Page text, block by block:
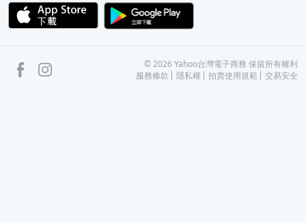
APP Store
facebook ©2026 Yahoo台灣電子商務 保留所有權利
服務條款
隱私權 拍賣使用規範 交易安全